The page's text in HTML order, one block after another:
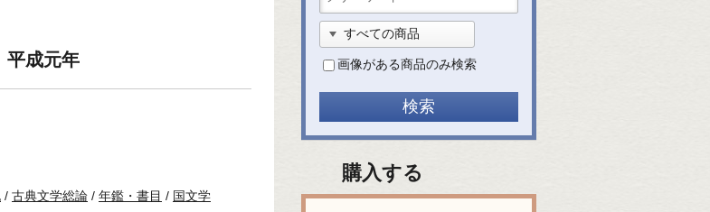
成元年
/ 古典文学総論 / 年鑑・書目 / 国文学
画像がある商品のみ検索
購入する